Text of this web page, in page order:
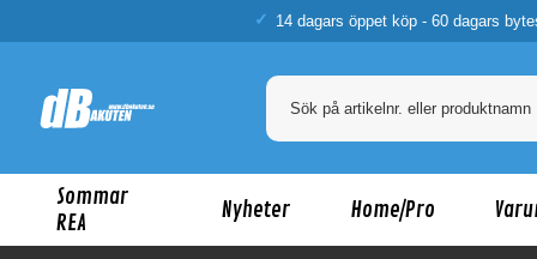
14 dagars öppet köp - 60 dagars
Sommar
REA
Nyheter Home/Pro